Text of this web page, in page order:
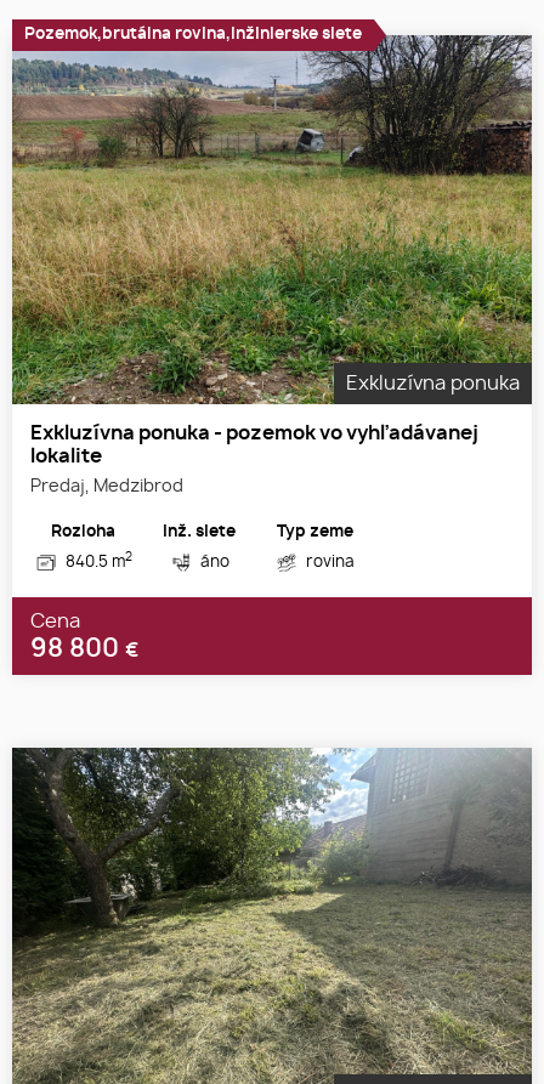
Exkluzívna ponuka
Exkluzívna ponuka - pozemok vo vyhľadávanej
lokalite
Predaj, Medzibrod
Rozloha
840.5 m2
Inž. siete
áno
Typ zeme
rovina
Cena
98 800 €
Pozemok,brutálna rovina,inžinierske siete